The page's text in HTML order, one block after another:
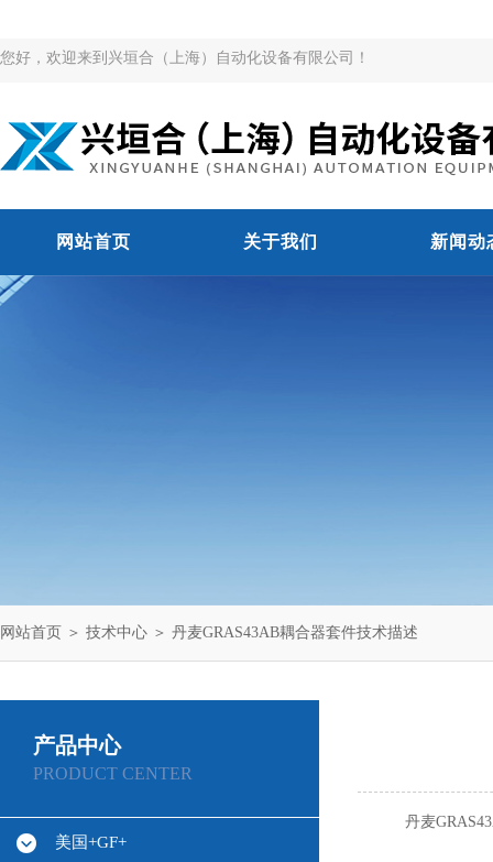
您好，欢迎来到兴垣合（上海）自动化设备有限公司！
网站首页 关于我们 新闻动
网站首页 ＞ 技术中心 ＞ 丹麦GRAS43AB耦合器套件技术描述
产品中心
PRODUCT CENTER
美国+GF+
丹麦